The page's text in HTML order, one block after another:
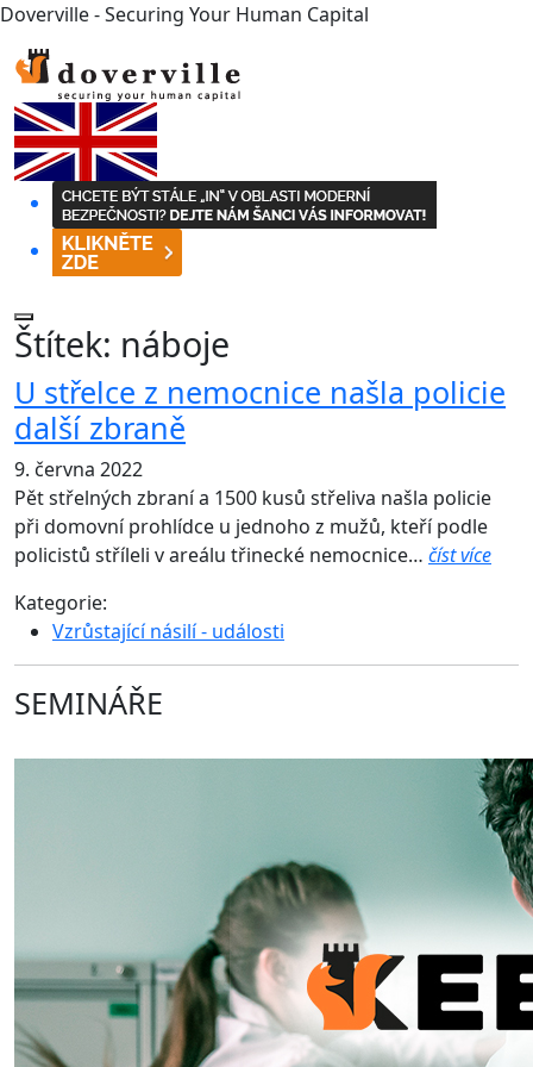
Doverville - Securing Your Human Capital
Štítek: náboje
U střelce z nemocnice našla policie
další zbraně
9. června 2022
Pět střelných zbraní a 1500 kusů střeliva našla policie
při domovní prohlídce u jednoho z mužů, kteří podle
policistů stříleli v areálu třinecké nemocnice… číst více
Kategorie:
Vzrůstající násilí - události
SEMINÁŘE